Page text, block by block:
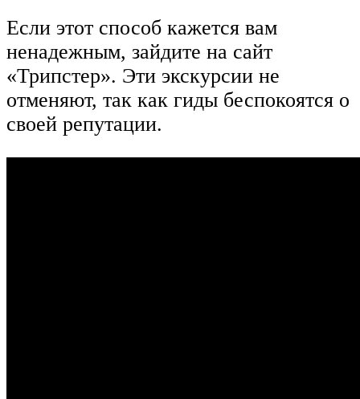
Если этот способ кажется вам
ненадежным, зайдите на сайт
«Трипстер». Эти экскурсии не
отменяют, так как гиды беспокоятся о
своей репутации.